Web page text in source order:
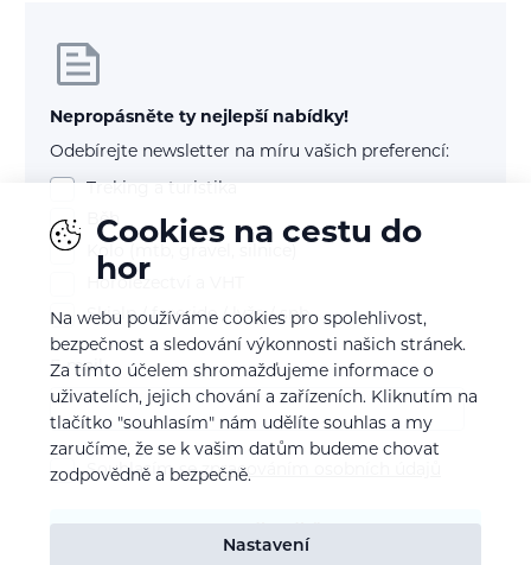
Nepropásněte ty nejlepší nabídky!
Odebírejte newsletter na míru vašich preferencí:
Běh
Kolo (mtb, gravel, silnice)
Horolezectví a VHT
Skialp / freeride / lyže / snb
E-mail
Souhlasím sezpracováním osobních údajů
Cookies na cestu do
hor
Na webu používáme cookies pro spolehlivost,
bezpečnost a sledování výkonnosti našich stránek.
Za tímto účelem shromažďujeme informace o
uživatelích, jejich chování a zařízeních. Kliknutím na
tlačítko "souhlasím" nám udělíte souhlas a my
zaručíme, že se k vašim datům budeme chovat
zodpovědně a bezpečně.
Nastavení